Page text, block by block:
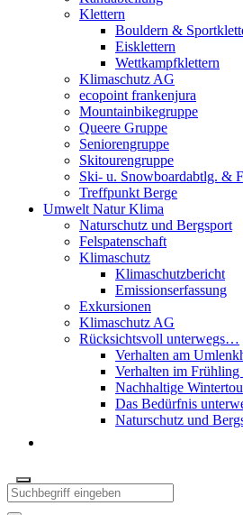
Klettern
Bouldern &
Eisklettern
Wettkampfklettern
Klimaschutz AG
ecopoint frankenjura
Mountainbikegruppe
Queere Gruppe
Seniorengruppe
Skitourengruppe
Ski- u. Snowboardabtlg. &
Treffpunkt Berge
Umwelt Natur Klima
Naturschutz und Bergsport
Felspatenschaft
Klimaschutz
Klimaschutzbericht
Emissionserfassung
Exkursionen
Klimaschutz AG
Rücksichtsvoll unterwegs…
Verhalten am
Verhalten im Frühling
Nachhaltige
Das Bedürfnis
Naturschutz und